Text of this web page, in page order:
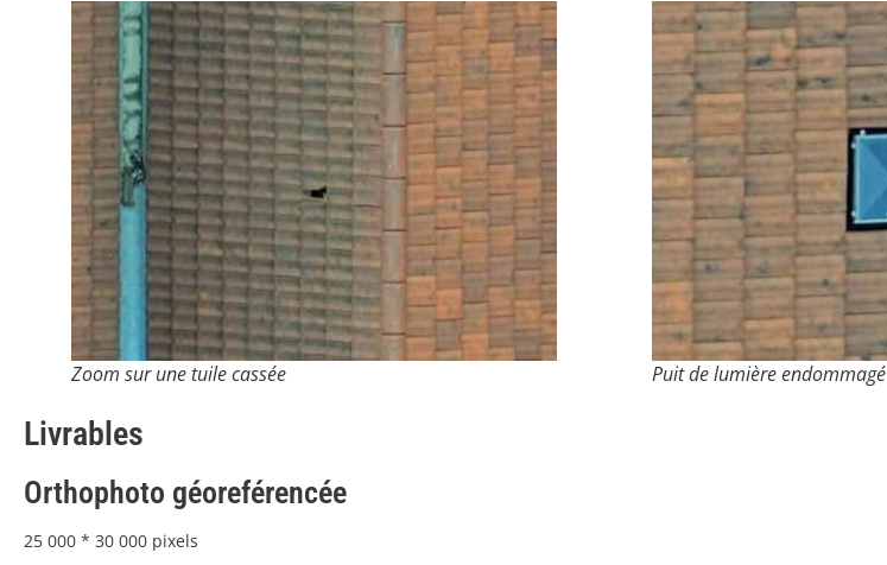
Zoom sur une tuile cassée Puit de lumière endommagé
Livrables
Orthophoto géoreférencée
25 000 * 30 000 pixels